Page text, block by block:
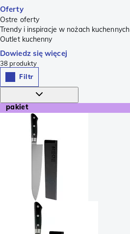
Oferty
Ostre oferty
Trendy i inspiracje w nożach kuchennych
Outlet kuchenny
Dowiedz się więcej
38 produkty
Filtr
pakiet